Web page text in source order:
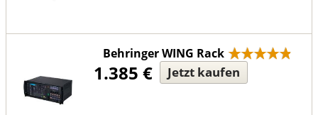
Behringer WING Rack
1.385 € Jetzt kaufen